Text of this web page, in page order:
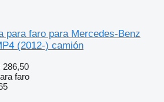
para faro para Mercedes-Benz
(2012-) camión
286,50
faro